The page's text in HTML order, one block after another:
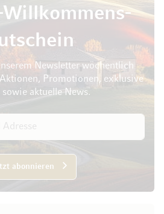
Willkommens-
Newsletter wöchentlich
Promotionen, exklusive
sowie aktuelle News.
abonnieren